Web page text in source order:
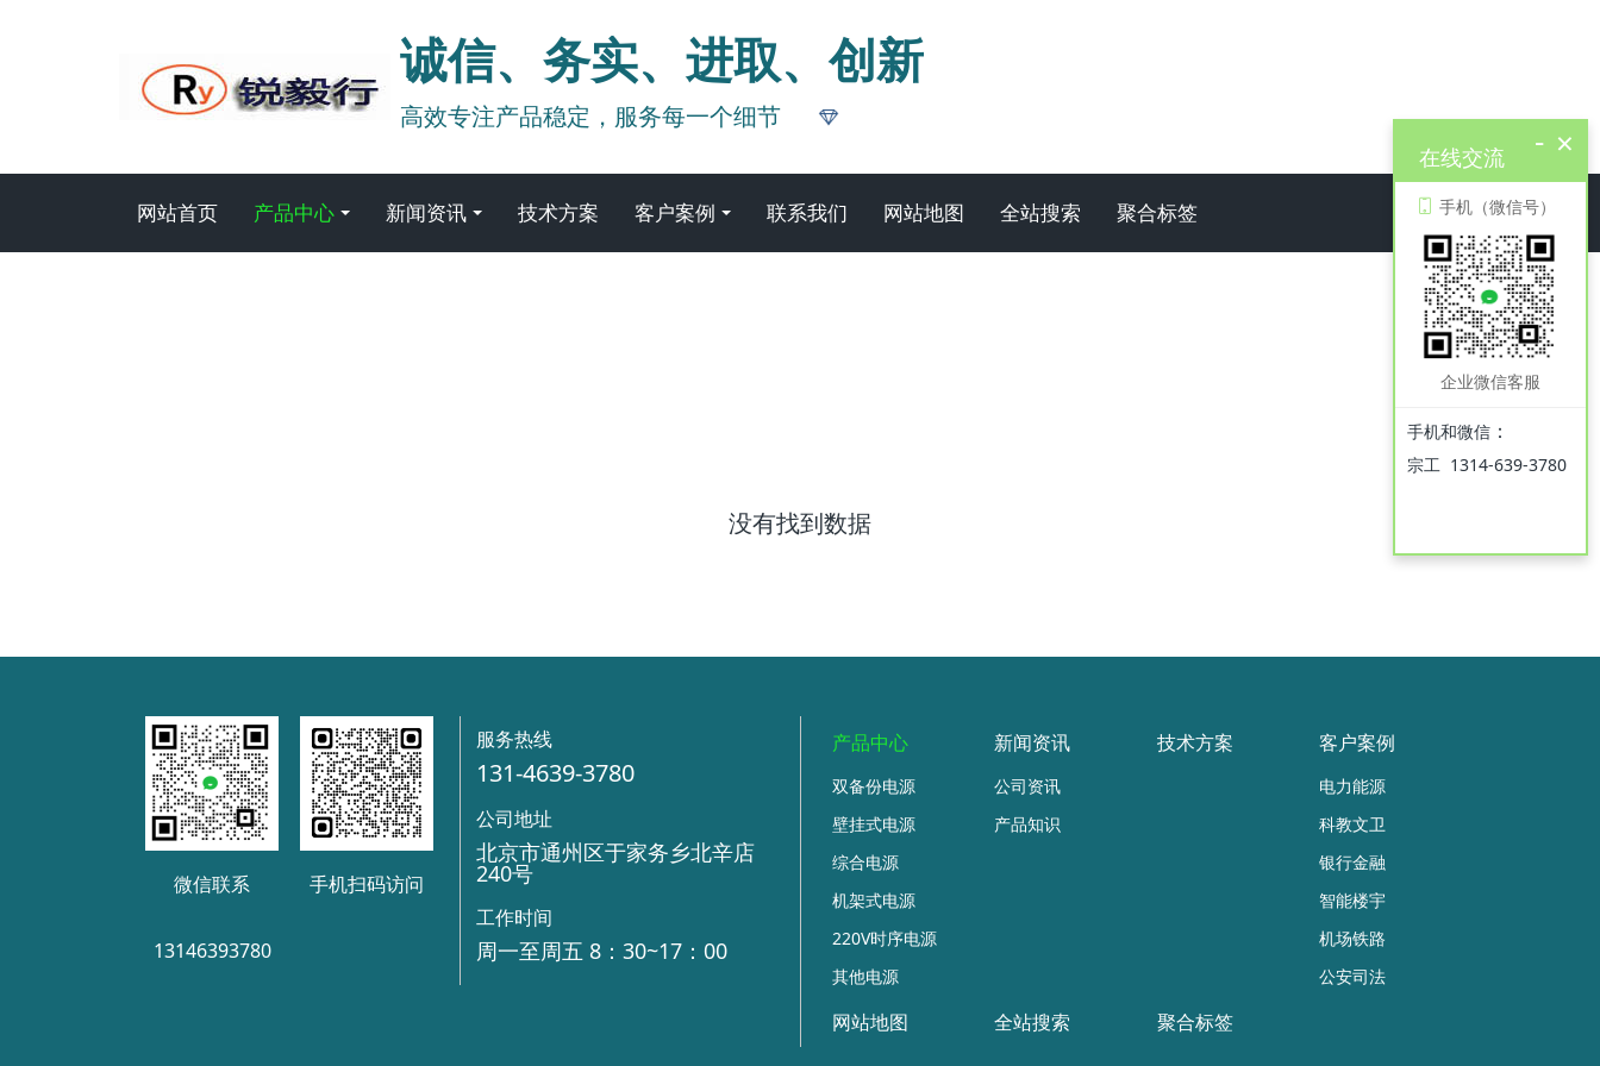
诚信、务实、进取、创新
高效专注产品稳定，服务每一个细节
网站首页 产品中心 新闻资讯 技术方案 客户案例 联系我们 网站地图 全站搜索 聚合标签
没有找到数据
微信联系
13146393780
手机扫码访问
服务热线
131-4639-3780
公司地址
北京市通州区于家务乡北辛店
240号
工作时间
周一至周五 8：30~17：00
产品中心
双备份电源
壁挂式电源
综合电源
机架式电源
220V时序电源
其他电源
新闻资讯
公司资讯
产品知识
技术方案 客户案例
电力能源
科教文卫
银行金融
智能楼宇
机场铁路
公安司法
网站地图 全站搜索 聚合标签
×
-
在线交流
手机（微信号）
企业微信客服
手机和微信 ：
宗工 1314-639-3780